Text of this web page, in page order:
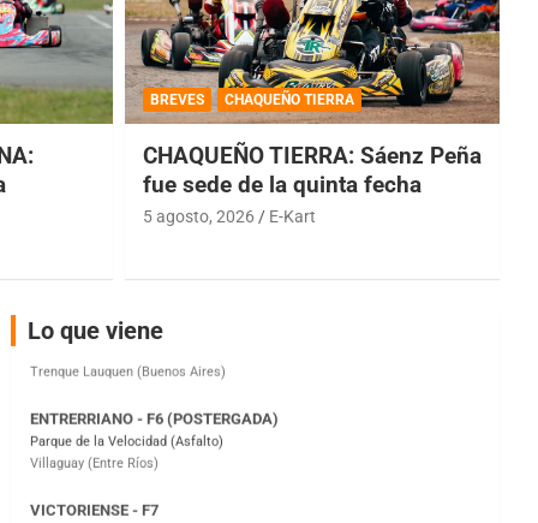
BREVES CHAQUEÑO TIERRA
CHAQUEÑO TIERRA: Sáenz Peña
fue sede de la quinta fecha
5 agosto, 2026 E-Kart
Lo que viene
COBERTURA ESPECIAL DE E-KART.COM.AR
08/09-AGO
Ramiro Tot (Asfalto)
Baradero (Buenos Aires)
Parque de la Velocidad (Asfalto)
El Cerro (Tierra)
Victoria (Entre Ríos)